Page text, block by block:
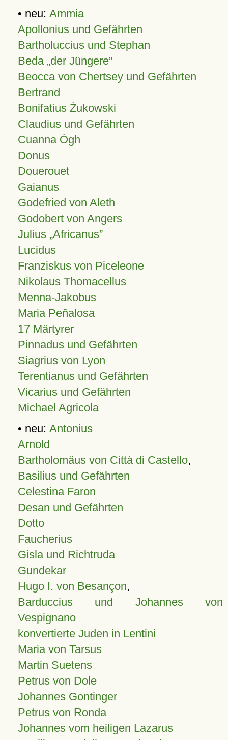
• neu: Ammia
Apollonius und Gefährten
Bartholuccius und Stephan
Beda „der Jüngere”
Beocca von Chertsey und Gefährten
Bertrand
Bonifatius Żukowski
Claudius und Gefährten
Cuanna Ógh
Donus
Douerouet
Gaianus
Godefried von Aleth
Godobert von Angers
Julius Africanus
Lucidus
Franziskus von Piceleone
Nikolaus Thomacellus
Menna-Jakobus
Maria Peñalosa
17 Märtyrer
Pinnadus und Gefährten
Siagrius von Lyon
Terentianus und Gefährten
Vicarius und Gefährten
Michael Agricola
• neu: Antonius
Arnold
Bartholomäus von Città di Castello,
Basilius und Gefährten
Celestina Faron
Desan und Gefährten
Dotto
Faucherius
Gisla und Richtruda
Gundekar
Hugo I. von Besançon,
Barduccius und Johannes von
Vespignano
konvertierte Juden in Lentini
Maria von Tarsus
Martin Suetens
Petrus von Dole
Johannes Gontinger
Petrus von Ronda
Johannes vom heiligen Lazarus